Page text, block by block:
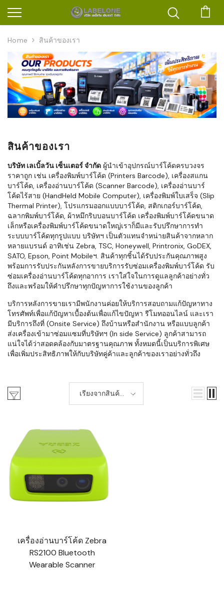
Home สินค้าของเรา
สินค้าของเรา
บริษัท เลเบิ้ลวัน เซ็นเตอร์ จำกัด ผู้นำเข้าอุปกรณ์บาร์โค้ดครบวงจร
ราคาถูก เช่น เครื่องพิมพ์บาร์โค้ด (Printers Barcode), เครื่องสแกน
บาร์โค้ด, เครื่องอ่านบาร์โค้ด (Scanner Barcode), เครื่องอ่านบาร์
โค้ดไร้สาย (HandHeld Mobile Computer), เครื่องพิมพ์ใบเสร็จ (Slip
Thermal Printer), โปรแกรมออกแบบบาร์โค้ด, สติกเกอร์บาร์โค้ด,
ฉลากพิมพ์บาร์โค้ด, ผ้าหมึกริบบอนบาร์โค้ด เครื่องพิมพ์บาร์โค้ดขนาด
เล็กหรือเครื่องพิมพ์บาร์โค้ดขนาดใหญ่เราก็มีและรับปรึกษาการทำ
ระบบบาร์โค้ดทุกรูปแบบ บริษัทฯ เป็นตัวแทนจำหน่ายสินค้าจากหลาก
หลายแบรนด์ อาทิเช่น Zebra, TSC, Honeywell, Printronix, GoDEX,
SATO, Epson, Point Mobileฯ. สินค้าทุกชิ้นได้รับประกันคุณภาพสูง
พร้อมการรับประกันหลังการขายบริการรับซ่อมเครื่องพิมพ์บาร์โค้ด รับ
ซ่อมเครื่องอ่านบาร์โค้ดทุกอาการ เราใส่ใจในการดูแลลูกค้าอย่างทั่ว
ถึงและพร้อมให้คำปรึกษาทุกปัญหาการใช้งานของลูกค้า
บริการหลังการขายเรามีพนักงานค่อยให้บริการสอบถามแก้ปัญหาทาง
โทรศัพท์เพื่อแก้ปัญหาเบื้องต้นเพื่อแก้ไขปัญหา รีโมทออนไลน์ และเรา
มีบริการถึงที่ (Onsite Service) ถึงบ้านหรือสำนักงาน หรือแบบลูกค้า
ส่งเครื่องเข้ามาซ่อมแซมที่บริษัทฯ (In side Service) ลูกค้าสามารถ
แน่ใจได้ว่าสอดคล้องกับมาตรฐานคุณภาพ ทั้งหมดนี้เป็นบริการพิเศษ
เพื่อเพิ่มประสิทธิภาพให้กับบริษัทคู่ค้าและลูกค้าของเราอย่างทั่วถึง
เรียงจากสินค้า
ใหม่-เก่า
เครื่องอ่านบาร์โค้ด Zebra
RS2100 Bluetooth
Wearable Scanner